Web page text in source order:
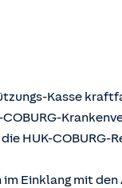
Kasse
HUK-COBURG-
Einklang mit